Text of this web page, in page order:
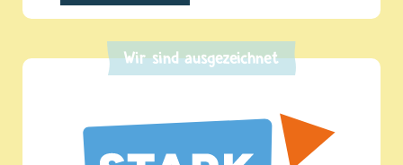
Wir sind ausgezeichnet